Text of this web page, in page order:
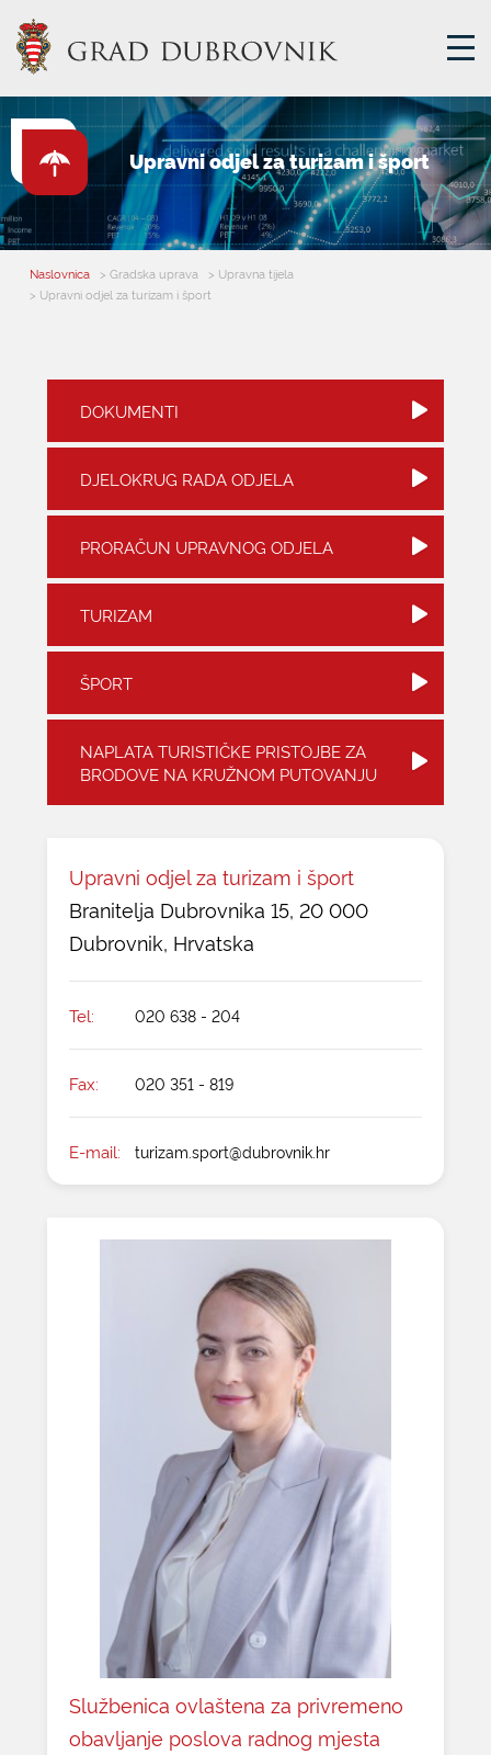
GRADSKA UPRAVA
GRADONAČELNIK
UPRAVNA TIJELA
MJESNA SAMOUPRAVA
E-USLUGE
KONTAKTI
Upravni odjel za turizam i šport
Naslovnica > Gradska uprava
> Upravna tijela
> Upravni odjel za turizam i šport
DOKUMENTI
DJELOKRUG RADA ODJELA
PRORAČUN UPRAVNOG ODJELA
TURIZAM
ŠPORT
NAPLATA TURISTIČKE PRISTOJBE ZA
BRODOVE NA KRUŽNOM PUTOVANJU
Upravni odjel za turizam i šport
Branitelja Dubrovnika 15, 20 000
Dubrovnik, Hrvatska
Tel: 020 638 - 204
Fax: 020 351 - 819
E-mail: turizam.sport@dubrovnik.hr
Službenica ovlaštena za privremeno
obavljanje poslova radnog mjesta